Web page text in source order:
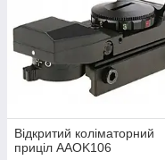
Відкритий коліматорний
приціл AAOK106